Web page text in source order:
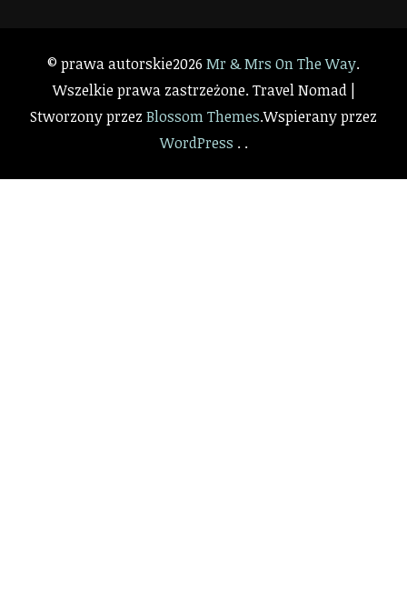
© prawa autorskie2026 Mr & Mrs On The Way.
Wszelkie prawa zastrzeżone.Travel Nomad |
Stworzony przez Blossom Themes.Wspierany przez
WordPress . .